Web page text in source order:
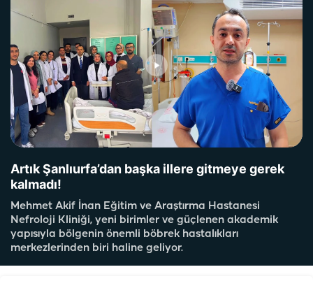
Artık Şanlıurfa’dan başka illere gitmeye gerek
kalmadı!
Mehmet Akif İnan Eğitim ve Araştırma Hastanesi
Nefroloji Kliniği, yeni birimler ve güçlenen akademik
yapısıyla bölgenin önemli böbrek hastalıkları
merkezlerinden biri haline geliyor.